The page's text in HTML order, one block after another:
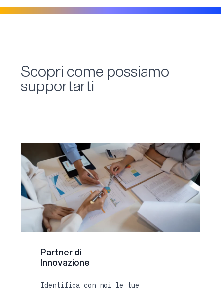
Scopri come possiamo
supportarti
Partner di
Innovazione
Identifica con noi le tue